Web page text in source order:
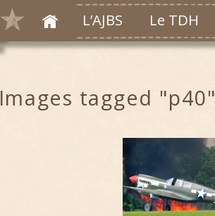
L’AJBS Le TDH
Images tagged "p40"